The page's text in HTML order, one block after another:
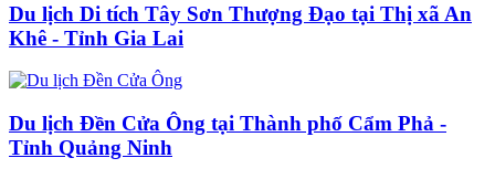
Du lịch Di tích Tây Sơn Thượng Đạo tại Thị xã An
Khê - Tỉnh Gia Lai
Du lịch Đền Cửa Ông tại Thành phố Cẩm Phả -
Tỉnh Quảng Ninh